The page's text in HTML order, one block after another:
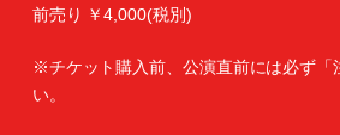
前売り ￥4,000(税別)
※チケット購入前、公演直前には必ず「
い。